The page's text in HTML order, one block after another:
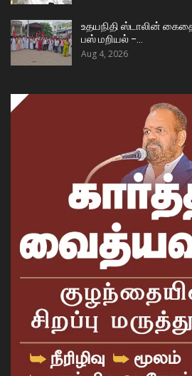
உதயநிதி ஸ்டாலின்
பஸ் மறியல் –…
Aug 4, 2026